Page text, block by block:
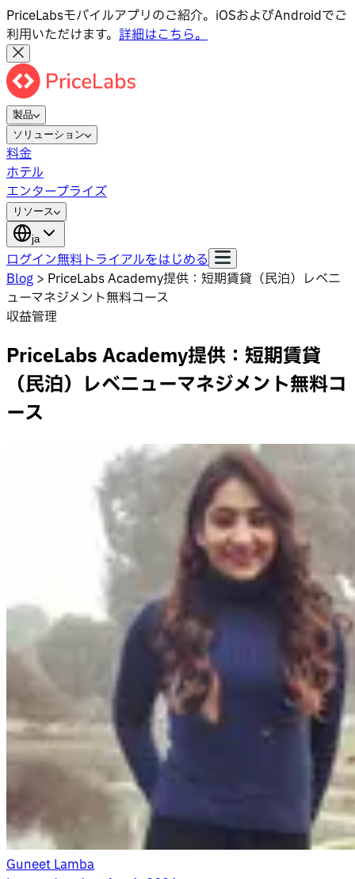
PriceLabsモバイルアプリのご紹介。iOSおよびAndroidでご
利用いただけます。 詳細はこちら。
製品
ソリューション
料金
ホテル
エンタープライズ
リソース
ja
ログイン無料トライアルをはじめる
Blog > PriceLabs Academy提供：短期賃貸（民泊）レベニ
ューマネジメント無料コース
収益管理
PriceLabs Academy提供：短期賃貸
（民泊）レベニューマネジメント無料コ
ース
Guneet Lamba